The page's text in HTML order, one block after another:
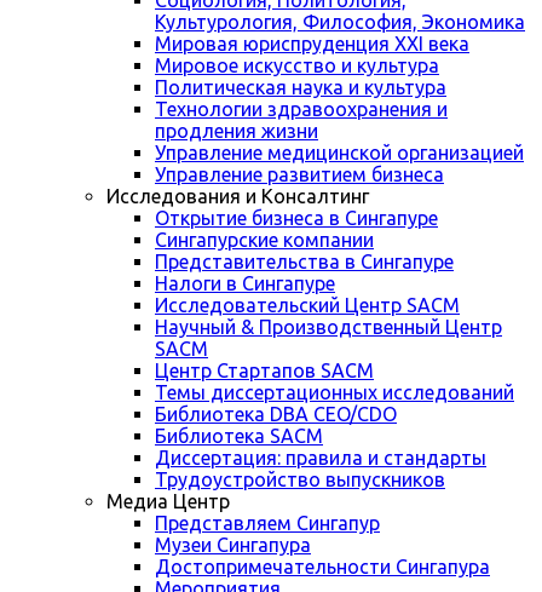
Культурология, Философия, Экономика
Мировая юриспруденция XXI века
Мировое искусство и культура
Политическая наука и культура
Технологии здравоохранения и
продления жизни
Управление медицинской организацией
Управление развитием бизнеса
Исследования и Консалтинг
Открытие бизнеса в Сингапуре
Сингапурские компании
Представительства в Сингапуре
Налоги в Сингапуре
Исследовательский Центр SACM
Научный & Производственный Центр
SACM
Центр Стартапов SACM
Темы диссертационных исследований
Библиотека DBA CEO/CDO
Библиотека SACM
Диссертация: правила и стандарты
Трудоустройство выпускников
Медиа Центр
Представляем Сингапур
Музеи Сингапура
Достопримечательности Сингапура